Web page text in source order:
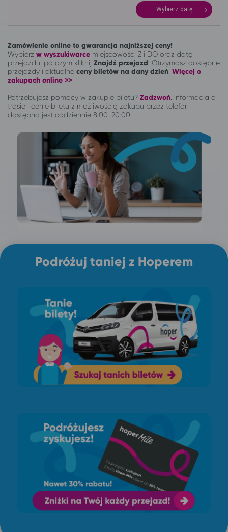
Wybierz datę
Zamówienie online to gwarancja najniższej ceny!
Wybierz w wyszukiwarce miejscowości Z i DO oraz datę
przejazdu, po czym kliknij Znajdź przejazd . Otrzymasz dostępne
przejazdy i aktualne ceny biletów na dany dzień Więcej o
zakupach online >>
Potrzebujesz pomocy w zakupie biletu? Zadzwoń Informacja o
trasie i cenie biletu z możliwością zakupu przez telefon
dostępna jest codziennie 8:00-20:00.
Podróżuj taniej z Hoperem